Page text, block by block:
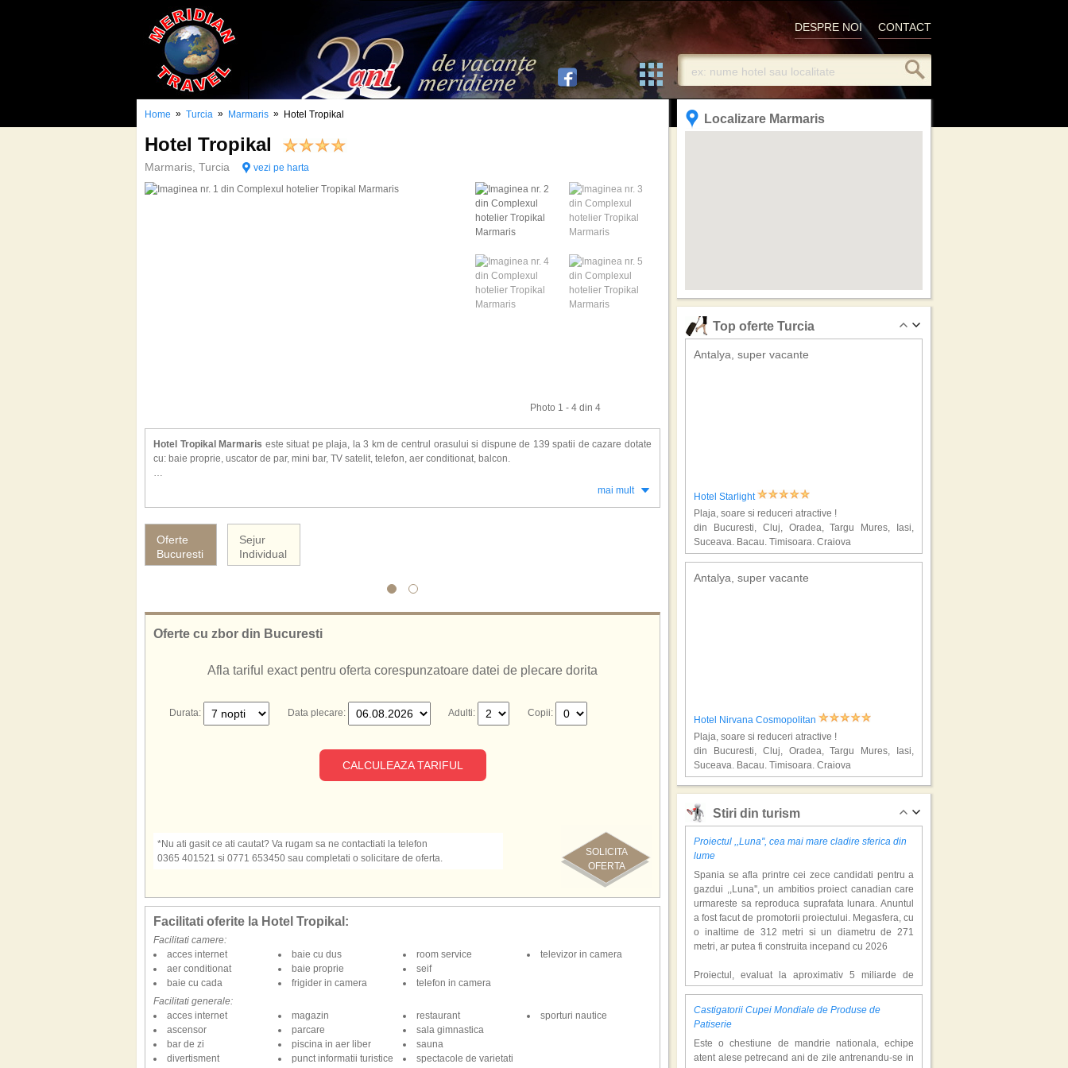
CONTACT
DESPRE NOI
Home » Turcia » Marmaris » Hotel Tropikal
Hotel Tropikal
Marmaris, Turcia vezi pe harta
Photo 1 - 4 din 4
Hotel Tropikal Marmaris este situat pe plaja, la 3 km de centrul orasului si dispune de 139 spatii de cazare dotate
cu: baie proprie, uscator de par, mini bar, TV satelit, telefon, aer conditionat, balcon.
Alte facilitati de care veti beneficia la hotel Tropikal Marmaris: restaurant principal, 2 baruri, internet wirless in lobby,
mai mult
Oferte
Bucuresti
Sejur
Individual
Oferte cu zbor din Bucuresti
Afla tariful exact pentru oferta corespunzatoare datei de plecare dorita
Durata: Data plecare: Adulti: Copii:
CALCULEAZA TARIFUL
SOLICITA
OFERTA
*Nu ati gasit ce ati cautat? Va rugam sa ne contactiati la telefon
0365 401521 si 0771 653450 sau completati o solicitare de oferta.
Facilitati oferite la Hotel Tropikal:
Facilitati camere:
acces internet
aer conditionat
baie cu cada
baie cu dus
baie proprie
frigider in camera
room service
seif
telefon in camera
televizor in camera
Facilitati generale:
acces internet
ascensor
bar de zi
divertisment
magazin
parcare
piscina in aer liber
punct informatii turistice
restaurant
sala gimnastica
sauna
spectacole de varietati
sporturi nautice
Localizare Marmaris
Top oferte Turcia
Antalya, super vacante
Hotel Starlight
Plaja, soare si reduceri atractive !
din Bucuresti, Cluj, Oradea, Targu Mures, Iasi,
Suceava, Bacau, Timisoara, Craiova
Antalya, super vacante
Hotel Nirvana Cosmopolitan
Plaja, soare si reduceri atractive !
din Bucuresti, Cluj, Oradea, Targu Mures, Iasi,
Suceava, Bacau, Timisoara, Craiova
Antalya, super vacante
Hotel Sea Life
din Bucuresti, Cluj, Oradea, Targu Mures, Iasi,
Suceava, Bacau, Timisoara, Craiova
Antalya, super vacante
Stiri din turism
Proiectul ,,Luna'', cea mai mare cladire sferica din
lume
Spania se afla printre cei zece candidati pentru a
gazdui ,,Luna'', un ambitios proiect canadian care
urmareste sa reproduca suprafata lunara. Anuntul
a fost facut de promotorii proiectului. Megasfera, cu
o inaltime de 312 metri si un diametru de 271
metri, ar putea fi construita incepand cu 2026
Proiectul, evaluat la aproximativ 5 miliarde de
dolari, include un complex de 200 de hectare, cu
hoteluri, facilitati de recreere si zone rezidentiale.
Conceptul depaseste ideea unui simplu hotel
milioane de turisti anual. �Luna� ar putea deveni
o atractie de top, 2,5 milioane de vizitatori fiind
Castigatorii Cupei Mondiale de Produse de
Patiserie
Este o chestiune de mandrie nationala, echipe
atent alese petrecand ani de zile antrenandu-se in